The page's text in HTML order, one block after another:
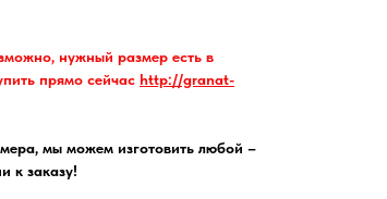
нужный размер есть в
прямо сейчас http://granat-
мы можем изготовить любой –
к заказу!